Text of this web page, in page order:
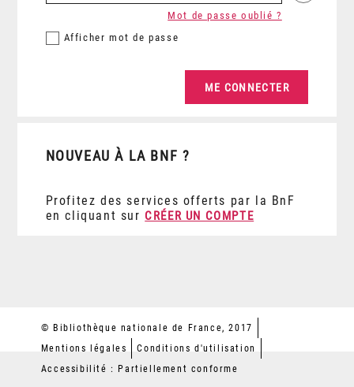
Afficher mot de passe
Mot de passe oublié ?
NOUVEAU À LA BNF ?
Profitez des services offerts par la BnF
en cliquant sur CRÉER UN COMPTE
© Bibliothèque nationale de France, 2017
Mentions légales
Conditions d'utilisation
Accessibilité : Partiellement conforme